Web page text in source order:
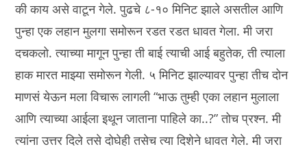
की काय असे वाटून गेले. पुढचे ८-१० मिनिट झाले असतील आणि
पुन्हा एक लहान मुलगा समोरून रडत रडत धावत गेला. मी जरा
दचकलो. त्याच्या मागून पुन्हा ती बाई त्याची आई बहुतेक, ती त्याला
हाक मारत माझ्या समोरून गेली. ५ मिनिट झाल्यावर पुन्हा तीच दोन
माणसं येऊन मला विचारू लागली “भाऊ तुम्ही एका लहान मुलाला
आणि त्याच्या आईला इथून जाताना पाहिले का..?” तोच प्रश्न. मी
त्यांना उत्तर दिले तसे दोघेही तसेच त्या दिशेने धावत गेले. मी जरा